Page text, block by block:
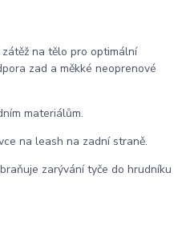
na tělo pro optimální
zad a měkké neoprenové
materiálům.
na leash na zadní straně.
zarývání tyče do hrudníku